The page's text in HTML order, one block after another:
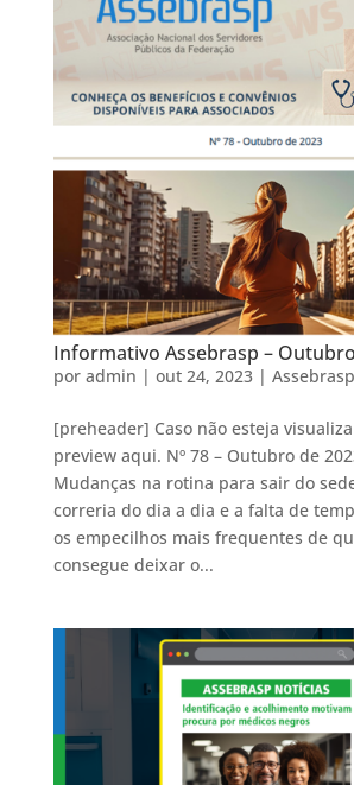
Informativo Assebrasp –
por admin | out 24, 2023|
[preheader] Caso não esteja
preview aqui. Nº 78 – Outubro de
Mudanças na rotina para sair do
correria do dia a dia e a falta de
os empecilhos mais frequentes de
consegue deixar o...